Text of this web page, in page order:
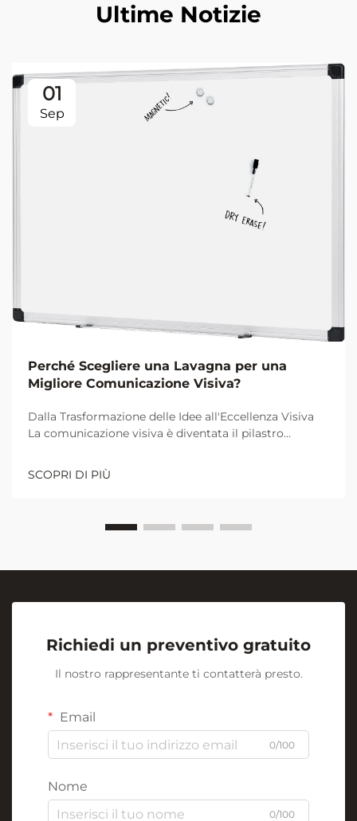
Ultime Notizie
01
Sep
Perché Scegliere una Lavagna per una
Migliore Comunicazione Visiva?
Dalla Trasformazione delle Idee all'Eccellenza Visiva
La comunicazione visiva è diventata il pilastro
apprendimento efficaci negli ambienti lavorativi e
didattici moderni. Al centro di questa rivoluzione
SCOPRI DI PIÙ
Richiedi un preventivo gratuito
Il nostro rappresentante ti contatterà presto.
Email
0/100
Nome
0/100